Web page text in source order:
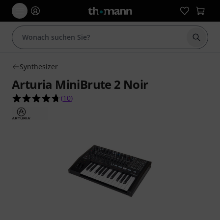
Suche
Synthesizer
Arturia MiniBrute 2 Noir
4.7 von 5 Sternen aus 10 Kundenbewertungen
(10)